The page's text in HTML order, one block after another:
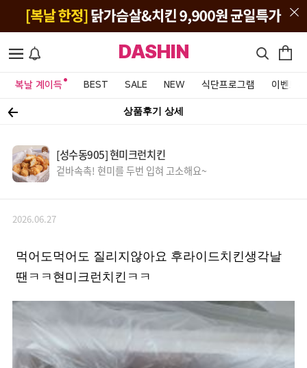
DASHIN
복날 계이득 BEST SALE NEW 식단프로그램 이벤트&
상품후기 상세
[성수동905] 현미크런치킨
겉바속촉! 현미를 두번 입혀 고소해요~
2026.06.27
먹어도먹어도 질리지않아요 후라이드치킨생각날
땐ㅋㅋ현미크런치킨ㅋㅋ